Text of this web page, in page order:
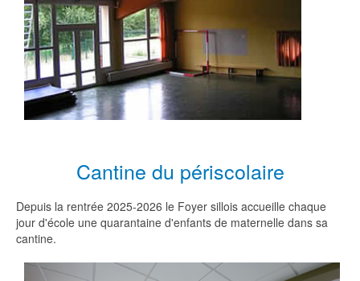
Cantine du périscolaire
Depuis la rentrée 2025-2026 le Foyer sillois accueille chaque
jour d'école une quarantaine d'enfants de maternelle dans sa
cantine.